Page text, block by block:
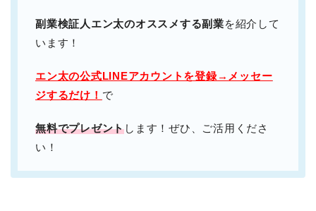
副業検証人エン太のオススメする副業を紹介して
います！
エン太の公式LINEアカウントを登録→メッセー
ジするだけ！ で
無料でプレゼントします！ぜひ、ご活用くださ
い！